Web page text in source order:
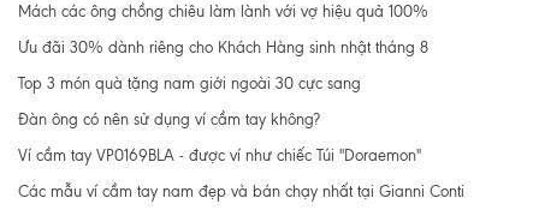
Mách các ông chồng chiêu làm lành với vợ hiệu quả 100%
Ưu đãi 30% dành riêng cho Khách Hàng sinh nhật tháng 8
Top 3 món quà tặng nam giới ngoài 30 cực sang
Đàn ông có nên sử dụng ví cầm tay không?
Ví cầm tay VP0169BLA - được ví như chiếc Túi "Doraemon"
Các mẫu ví cầm tay nam đẹp và bán chạy nhất tại Gianni Conti